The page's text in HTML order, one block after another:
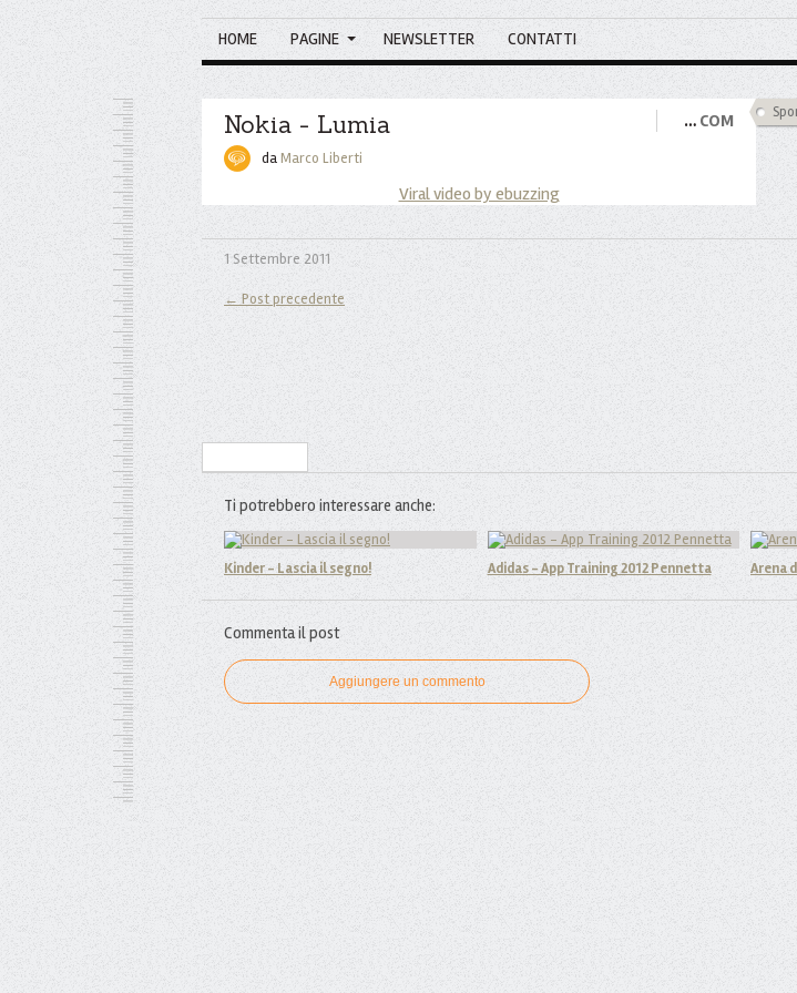
HOME PAGINE NEWSLETTER CONTATTI
Nokia - Lumia … COM
daMarco Liberti
Viral video by ebuzzing
1 Settembre 2011
← Post precedente
Ti potrebbero interessare anche:
Kinder - Lascia il segno! Adidas - App Training 2012 Pennetta Arena
Commenta il post
Aggiungere un commento